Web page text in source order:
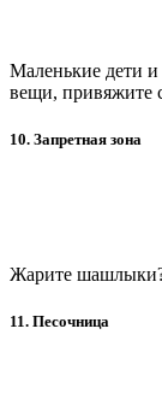
Маленькие дети и
вещи, привяжите
10. Запретная зона
Жарите шашлыки?
11. Песочница